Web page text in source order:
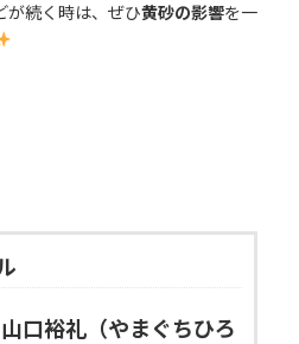
が続く時は、ぜひ黄砂の影響を一
口裕礼（やまぐちひろ